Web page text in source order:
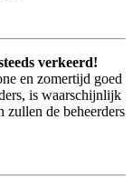
verkeerd!
en zomertijd goed
is waarschijnlijk
zullen de beheerders